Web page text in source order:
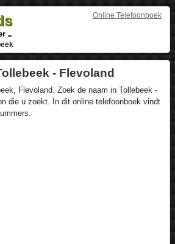
Online Telefoonboek
- Flevoland
Flevoland. Zoek de naam in Tollebeek -
die u zoekt. In dit online telefoonboek vindt